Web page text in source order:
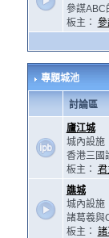
參謀ABC
板主： 參
專題城池
討論區
廬江城
城內設施
香港三國
板主： 君
譙城
城內設施
諸葛羲與
板主： 諸